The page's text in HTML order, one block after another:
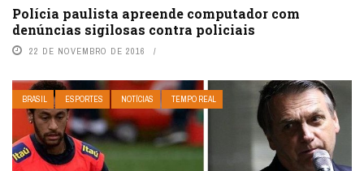
Polícia paulista apreende computador com
denúncias sigilosas contra policiais
22 DE NOVEMBRO DE 2016
BRASIL ESPORTES NOTÍCIAS TEMPO REAL